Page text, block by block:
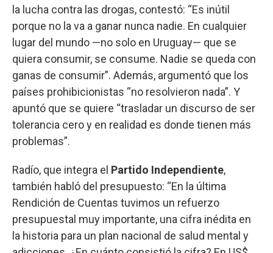
la lucha contra las drogas, contestó: “Es inútil
porque no la va a ganar nunca nadie. En cualquier
lugar del mundo —no solo en Uruguay— que se
quiera consumir, se consume. Nadie se queda con
ganas de consumir”. Además, argumentó que los
países prohibicionistas “no resolvieron nada”. Y
apuntó que se quiere “trasladar un discurso de ser
tolerancia cero y en realidad es donde tienen más
problemas”.
Radío, que integra el Partido Independiente,
también habló del presupuesto: “En la última
Rendición de Cuentas tuvimos un refuerzo
presupuestal muy importante, una cifra inédita en
la historia para un plan nacional de salud mental y